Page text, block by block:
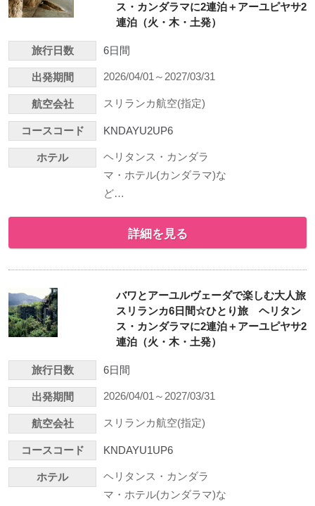
ス・カンダラマに2連泊＋アーユピヤサ2
連泊（火・木・土発）
旅行日数 6日間
出発期間 2026/04/01～2027/03/31
航空会社 スリランカ航空(指定)
コースコード KNDAYU2UP6
ホテル
ヘリタンス・カンダラ
マ・ホテル(カンダラマ)な
ど…
詳細を見る
バワとアーユルヴェーダで楽しむ大人旅
スリランカ6日間☆ひとり旅 ヘリタン
ス・カンダラマに2連泊＋アーユピヤサ2
連泊（火・木・土発）
旅行日数 6日間
出発期間 2026/04/01～2027/03/31
航空会社 スリランカ航空(指定)
コースコード KNDAYU1UP6
ホテル
ヘリタンス・カンダラ
マ・ホテル(カンダラマ)な